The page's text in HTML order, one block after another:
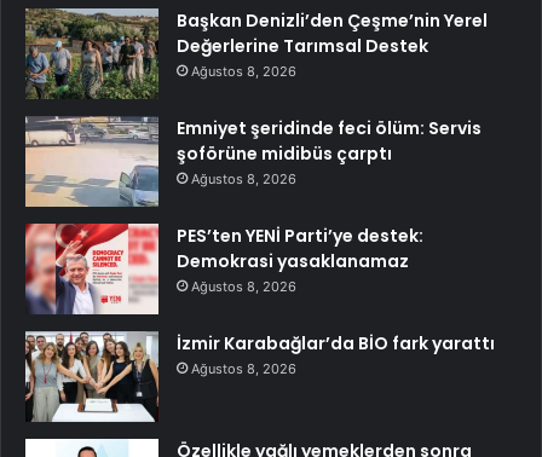
Başkan Denizli’den Çeşme’nin Yerel
Değerlerine Tarımsal Destek
Ağustos 8, 2026
Emniyet şeridinde feci ölüm: Servis
şoförüne midibüs çarptı
Ağustos 8, 2026
PES’ten YENİ Parti’ye destek:
Demokrasi yasaklanamaz
Ağustos 8, 2026
İzmir Karabağlar’da BİO fark yarattı
Ağustos 8, 2026
Özellikle yağlı yemeklerden sonra